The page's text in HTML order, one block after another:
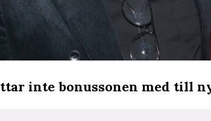
inte bonussonen med till